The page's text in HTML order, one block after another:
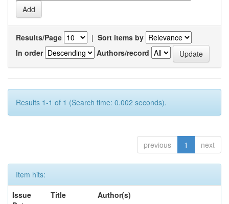
Results/Page | Sort items by
In order
Authors/record
Results 1-1 of 1 (Search time: 0.002 seconds).
previous 1 next
Item hits:
Issue
Title Author(s)